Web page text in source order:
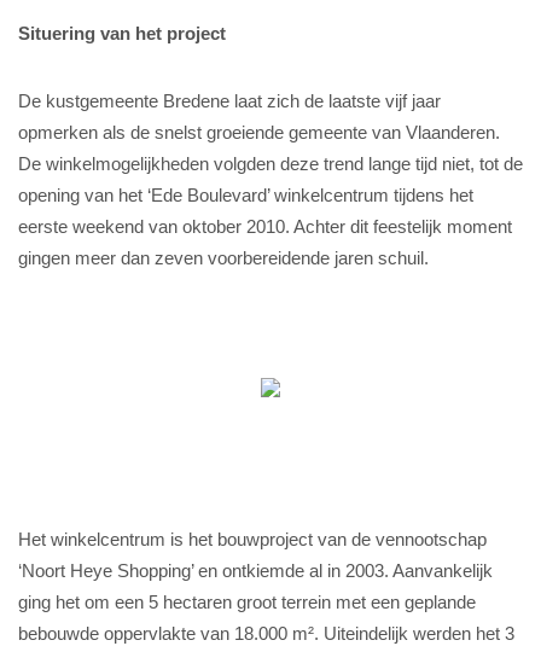
Situering van het project
De kustgemeente Bredene laat zich de laatste vijf jaar
opmerken als de snelst groeiende gemeente van Vlaanderen.
De winkelmogelijkheden volgden deze trend lange tijd niet, tot de
opening van het ‘Ede Boulevard’ winkelcentrum tijdens het
eerste weekend van oktober 2010. Achter dit feestelijk moment
gingen meer dan zeven voorbereidende jaren schuil.
Het winkelcentrum is het bouwproject van de vennootschap
‘Noort Heye Shopping’ en ontkiemde al in 2003. Aanvankelijk
ging het om een 5 hectaren groot terrein met een geplande
bebouwde oppervlakte van 18.000 m². Uiteindelijk werden het 3